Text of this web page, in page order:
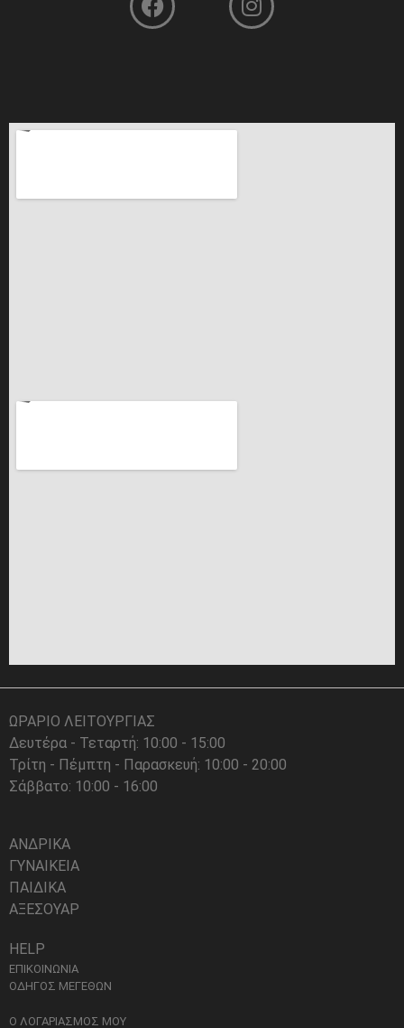
ΩΡΑΡΙΟ ΛΕΙΤΟΥΡΓΙΑΣ
Δευτέρα - Τεταρτή: 10:00 - 15:00
Τρίτη - Πέμπτη - Παρασκευή: 10:00 - 20:00
Σάββατο: 10:00 - 16:00
ΑΝΔΡΙΚΑ
ΓΥΝΑΙΚΕΙΑ
ΠΑΙΔΙΚΑ
ΑΞΕΣΟΥΑΡ
HELP
ΕΠΙΚΟΙΝΩΝΙΑ
ΟΔΗΓΟΣ ΜΕΓΕΘΩΝ
Ο ΛΟΓΑΡΙΑΣΜΟΣ ΜΟΥ